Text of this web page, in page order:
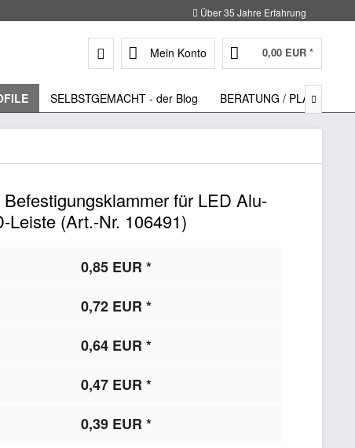
Über 35 Jahre Erfahrung
Mein Konto 0,00 EUR *
SELBSTGEMACHT - der Blog BERATUNG / PLANUNG

für LED Alu-
Leiste (Art.-Nr. 106491)
0,85 EUR *
0,72 EUR *
0,64 EUR *
0,47 EUR *
0,39 EUR *